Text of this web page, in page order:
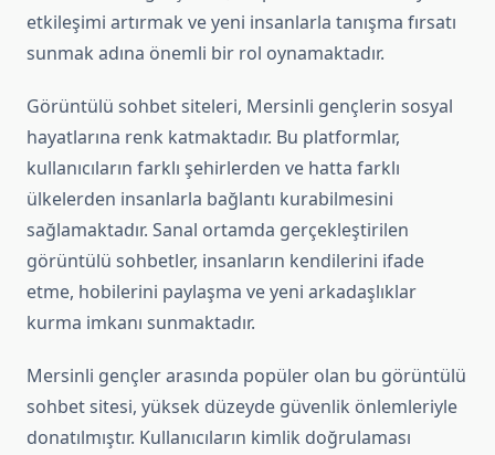
etkileşimi artırmak ve yeni insanlarla tanışma fırsatı
sunmak adına önemli bir rol oynamaktadır.
Görüntülü sohbet siteleri, Mersinli gençlerin sosyal
hayatlarına renk katmaktadır. Bu platformlar,
kullanıcıların farklı şehirlerden ve hatta farklı
ülkelerden insanlarla bağlantı kurabilmesini
sağlamaktadır. Sanal ortamda gerçekleştirilen
görüntülü sohbetler, insanların kendilerini ifade
etme, hobilerini paylaşma ve yeni arkadaşlıklar
kurma imkanı sunmaktadır.
Mersinli gençler arasında popüler olan bu görüntülü
sohbet sitesi, yüksek düzeyde güvenlik önlemleriyle
donatılmıştır. Kullanıcıların kimlik doğrulaması